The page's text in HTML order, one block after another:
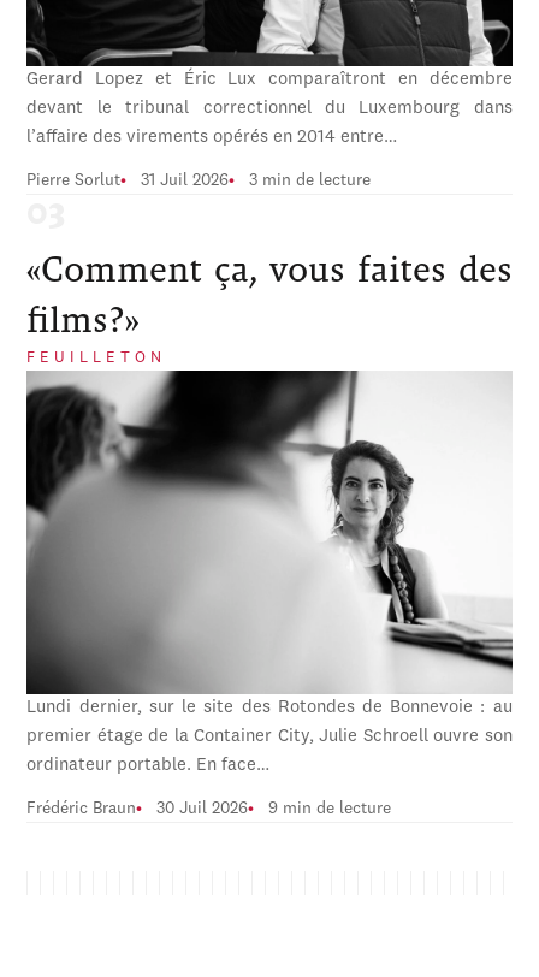
Gerard Lopez et Éric Lux comparaîtront en décembre
devant le tribunal correctionnel du Luxembourg dans
l’affaire des virements opérés en 2014 entre…
Pierre Sorlut 31 Juil 2026 3 min de lecture
«Comment ça, vous faites des
films?»
FEUILLETON
Lundi dernier, sur le site des Rotondes de Bonnevoie : au
premier étage de la Container City, Julie Schroell ouvre son
ordinateur portable. En face…
Frédéric Braun 30 Juil 2026 9 min de lecture